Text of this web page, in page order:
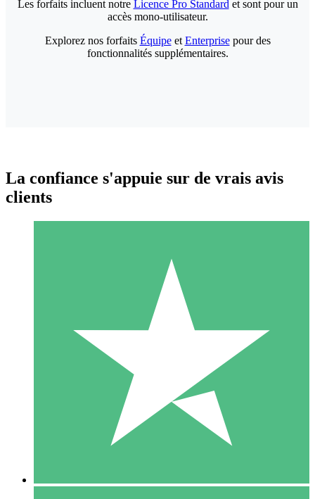
Packs de Crédits Individuels
Payez à l'utilisation avec des crédits de téléchargement. Sans
1 Téléchargement
10 00
Les forfaits incluent notre Licence Pro Standard et sont pour un
accès mono-utilisateur.
Explorez nos forfaits Équipeet Enterprisepour des
fonctionnalités supplémentaires.
La confiance s'appuie sur de vrais avis
clients